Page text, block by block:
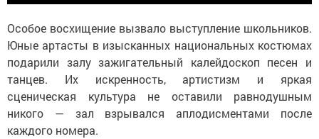
Особое восхищение вызвало выступление школьников.
Юные артасты в изысканных национальных костюмах
подарили залу зажигательный калейдоскоп песен и
танцев. Их искренность, артистизм и яркая
сценическая культура не оставили равнодушным
никого — зал взрывался аплодисментами после
каждого номера.